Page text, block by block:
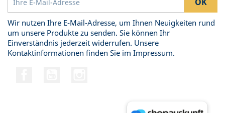
Wir nutzen Ihre E-Mail-Adresse, um Ihnen Neuigkeiten rund
um unsere Produkte zu senden. Sie können Ihr
Einverständnis jederzeit widerrufen. Unsere
Kontaktinformationen finden Sie im Impressum.